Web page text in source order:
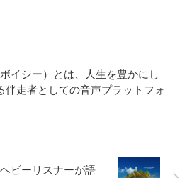
イシー）とは、人生を豊かにし
伴走者としての音声プラットフォ
ビーリスナーが語